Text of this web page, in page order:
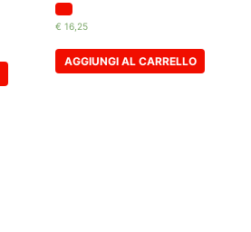
€ 16,25
AGGIUNGI AL CARRELLO